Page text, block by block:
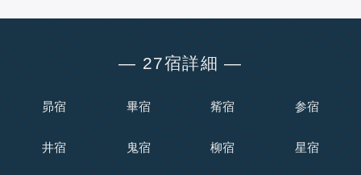
― 27宿詳細 ―
昴宿 畢宿 觜宿 参宿
井宿 鬼宿 柳宿 星宿